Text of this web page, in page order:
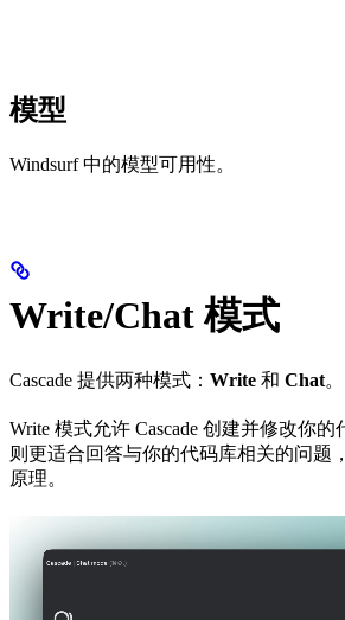
模型
Windsurf 中的模型可用性。
Write/Chat 模式
Cascade 提供两种模式： Write 和 Chat。
Write 模式允许 Cascade 创建并修改你
则更适合回答与你的代码库相关的问题
原理。